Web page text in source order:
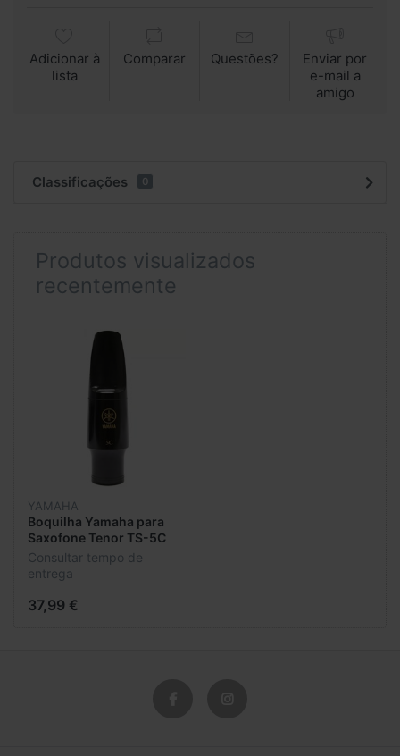
Adicionar à
lista
Comparar Questões?
Enviar por
e-mail a
amigo
Classificações 0
Produtos visualizados
recentemente
YAMAHA
Boquilha Yamaha para
Saxofone Tenor TS-5C
Consultar tempo de
entrega
37,99 €